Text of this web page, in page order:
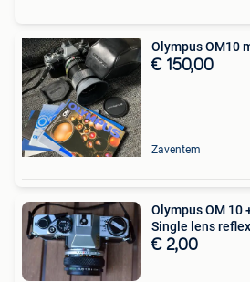
Olympus OM10
€ 150,00
Zaventem
Olympus OM 10
Single lens
€ 2,00